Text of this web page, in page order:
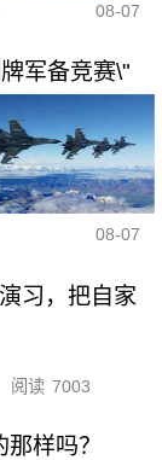
08-07
军备竞赛\"
08-07
习，把自家
阅读 7003
样吗？